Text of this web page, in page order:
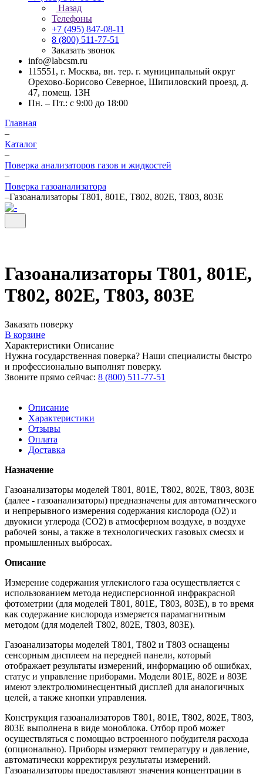
Назад
Телефоны
+7 (495) 847-08-11
8 (800) 511-77-51
Заказать звонок
info@labcsm.ru
115551, г. Москва, вн. тер. г. муниципальный округ
Орехово-Борисово Северное, Шипиловский проезд, д.
47, помещ. 13Н
Пн. – Пт.: с 9:00 до 18:00
Главная
–
Каталог
–
Поверка анализаторов газов и жидкостей
–
Поверка газоанализатора
–Газоанализаторы T801, 801E, T802, 802E, T803, 803E
Газоанализаторы T801, 801E,
T802, 802E, T803, 803E
Заказать поверку
В корзине
Характеристики Описание
Нужна государственная поверка? Наши специалисты быстро
и профессионально выполнят поверку.
Звоните прямо сейчас: 8 (800) 511-77-51
Описание
Характеристики
Отзывы
Оплата
Доставка
Назначение
Газоанализаторы моделей Т801, 801Е, Т802, 802Е, Т803, 803Е
(далее - газоанализаторы) предназначены для автоматического
и непрерывного измерения содержания кислорода (O2) и
двуокиси углерода (СО2) в атмосферном воздухе, в воздухе
рабочей зоны, а также в технологических газовых смесях и
промышленных выбросах.
Описание
Измерение содержания углекислого газа осуществляется с
использованием метода недисперсионной инфракрасной
фотометрии (для моделей Т801, 801Е, Т803, 803Е), в то время
как содержание кислорода измеряется парамагнитным
методом (для моделей Т802, 802Е, Т803, 803Е).
Газоанализаторы моделей T801, T802 и T803 оснащены
сенсорным дисплеем на передней панели, который
отображает результаты измерений, информацию об ошибках,
статус и управление приборами. Модели 801Е, 802Е и 803Е
имеют электролюминесцентный дисплей для аналогичных
целей, а также кнопки управления.
Конструкция газоанализаторов Т801, 801Е, Т802, 802Е, Т803,
803Е выполнена в виде моноблока. Отбор проб может
осуществляться с помощью встроенного побудителя расхода
(опционально). Приборы измеряют температуру и давление,
автоматически корректируя результаты измерений.
Газоанализаторы предоставляют значения концентрации в